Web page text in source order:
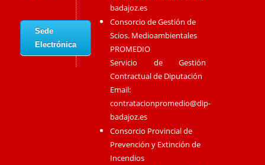
Sede
Electrónica
badajoz.es
Consorcio de Gestión de
Scios. Medioambientales
PROMEDIO
Servicio de Gestión
Contractual de Diputación
Email:
contratacionpromedio@dip-
badajoz.es
Consorcio Provincial de
Prevención y Extinción de
Incendios